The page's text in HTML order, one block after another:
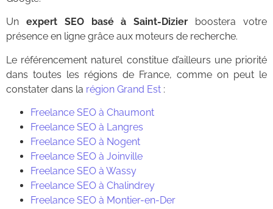
Un expert SEO basé à Saint-Dizier boostera votre
présence en ligne grâce aux moteurs de recherche.
Le référencement naturel constitue d’ailleurs une priorité
dans toutes les régions de France, comme on peut le
constater dans la région Grand Est :
Freelance SEO à Chaumont
Freelance SEO à Langres
Freelance SEO à Nogent
Freelance SEO à Joinville
Freelance SEO à Wassy
Freelance SEO à Chalindrey
Freelance SEO à Montier-en-Der